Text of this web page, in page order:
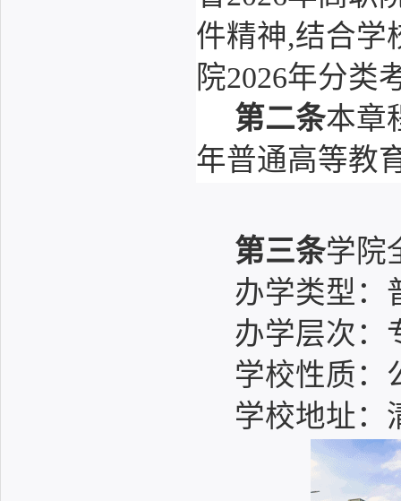
件精神,结合学
院2026年分类
第二条本章
年普通高等教
第三条学院
办学类型：
办学层次：
学校性质：
学校地址：